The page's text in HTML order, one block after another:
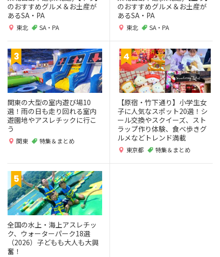
のおすすめグルメ＆お土産が
あるSA・PA
東北 SA・PA
のおすすめグルメ＆お土産が
あるSA・PA
東北 SA・PA
関東の大型の室内遊び場10
選！雨の日も走り回れる室内
遊園地やアスレチックに行こ
う
関東 特集＆まとめ
【原宿・竹下通り】小学生女
子に人気なスポット20選！シ
ール交換やスクイーズ、スト
ラップ作り体験、食べ歩きグ
ルメなどトレンド満載
東京都 特集＆まとめ
全国の水上・海上アスレチッ
ク、ウォーターパーク18選
（2026）子どもも大人も大興
奮！